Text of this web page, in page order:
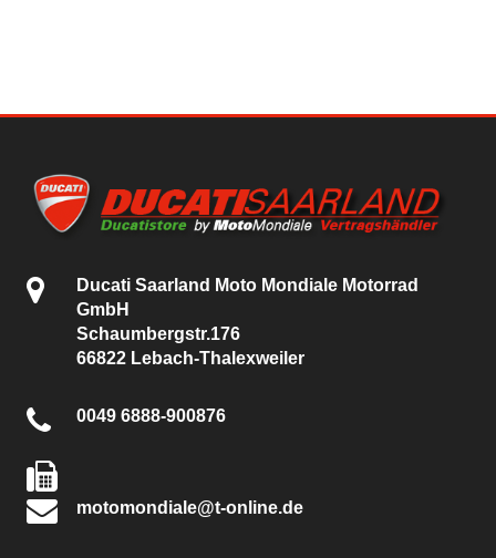
Ducati Saarland Moto Mondiale Motorrad
GmbH
Schaumbergstr.176
66822 Lebach-Thalexweiler
0049 6888-900876
motomondiale@t-online.de